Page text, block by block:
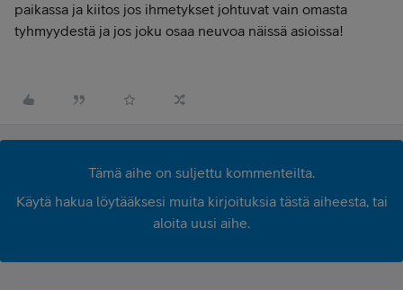
paikassa ja kiitos jos ihmetykset johtuvat vain omasta
tyhmyydestä ja jos joku osaa neuvoa näissä asioissa!
Tämä aihe on suljettu kommenteilta.
Käytä hakua löytääksesi muita kirjoituksia tästä aiheesta, tai
aloita uusi aihe.